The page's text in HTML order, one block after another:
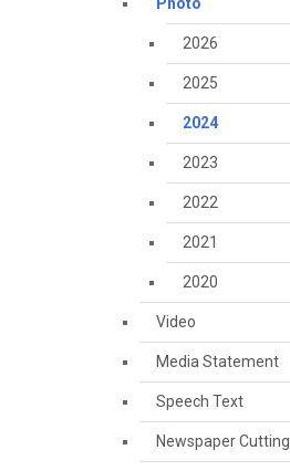
2026
2025
2024
2023
2022
2021
2020
Video
Media Statement
Speech Text
Newspaper Cutting